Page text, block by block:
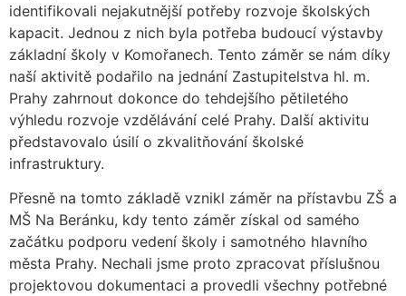
identifikovali nejakutnější potřeby rozvoje školských
kapacit. Jednou z nich byla potřeba budoucí výstavby
základní školy v Komořanech. Tento záměr se nám díky
naší aktivitě podařilo na jednání Zastupitelstva hl. m.
Prahy zahrnout dokonce do tehdejšího pětiletého
výhledu rozvoje vzdělávání celé Prahy. Další aktivitu
představovalo úsilí o zkvalitňování školské
infrastruktury.
Přesně na tomto základě vznikl záměr na přístavbu ZŠ a
MŠ Na Beránku, kdy tento záměr získal od samého
začátku podporu vedení školy i samotného hlavního
města Prahy. Nechali jsme proto zpracovat příslušnou
projektovou dokumentaci a provedli všechny potřebné